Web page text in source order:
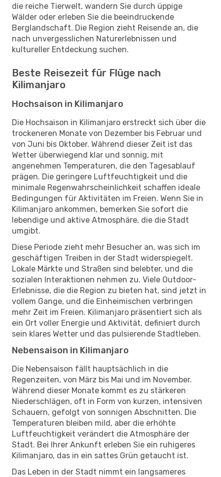
die reiche Tierwelt, wandern Sie durch üppige
Wälder oder erleben Sie die beeindruckende
Berglandschaft. Die Region zieht Reisende an, die
nach unvergesslichen Naturerlebnissen und
kultureller Entdeckung suchen.
Beste Reisezeit für Flüge nach
Kilimanjaro
Hochsaison in Kilimanjaro
Die Hochsaison in Kilimanjaro erstreckt sich über die
trockeneren Monate von Dezember bis Februar und
von Juni bis Oktober. Während dieser Zeit ist das
Wetter überwiegend klar und sonnig, mit
angenehmen Temperaturen, die den Tagesablauf
prägen. Die geringere Luftfeuchtigkeit und die
minimale Regenwahrscheinlichkeit schaffen ideale
Bedingungen für Aktivitäten im Freien. Wenn Sie in
Kilimanjaro ankommen, bemerken Sie sofort die
lebendige und aktive Atmosphäre, die die Stadt
umgibt.
Diese Periode zieht mehr Besucher an, was sich im
geschäftigen Treiben in der Stadt widerspiegelt.
Lokale Märkte und Straßen sind belebter, und die
sozialen Interaktionen nehmen zu. Viele Outdoor-
Erlebnisse, die die Region zu bieten hat, sind jetzt in
vollem Gange, und die Einheimischen verbringen
mehr Zeit im Freien. Kilimanjaro präsentiert sich als
ein Ort voller Energie und Aktivität, definiert durch
sein klares Wetter und das pulsierende Stadtleben.
Nebensaison in Kilimanjaro
Die Nebensaison fällt hauptsächlich in die
Regenzeiten, von März bis Mai und im November.
Während dieser Monate kommt es zu stärkeren
Niederschlägen, oft in Form von kurzen, intensiven
Schauern, gefolgt von sonnigen Abschnitten. Die
Temperaturen bleiben mild, aber die erhöhte
Luftfeuchtigkeit verändert die Atmosphäre der
Stadt. Bei Ihrer Ankunft erleben Sie ein ruhigeres
Kilimanjaro, das in ein sattes Grün getaucht ist.
Das Leben in der Stadt nimmt ein langsameres